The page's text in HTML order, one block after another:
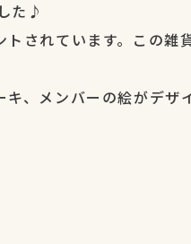
た♪
されています。この雑
、メンバーの絵がデザ